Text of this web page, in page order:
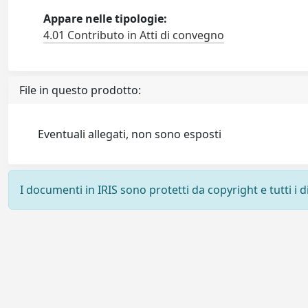
Appare nelle tipologie:
4.01 Contributo in Atti di convegno
File in questo prodotto:
Eventuali allegati, non sono esposti
I documenti in IRIS sono protetti da copyright e tutti i